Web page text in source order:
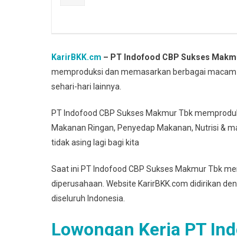
KarirBKK.cm – PT Indofood CBP Sukses
memproduksi dan memasarkan berbagai
sehari-hari lainnya.
PT Indofood CBP Sukses Makmur Tbk
Makanan Ringan, Penyedap Makanan, Nutrisi &
tidak asing lagi bagi kita
Saat ini PT Indofood CBP Sukses Makmur Tbk
diperusahaan. Website KarirBKK.com didirikan
diseluruh Indonesia.
Lowongan Kerja PT